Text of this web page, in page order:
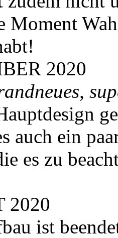
Moment
2020
auch ein
es zu
2020
ist